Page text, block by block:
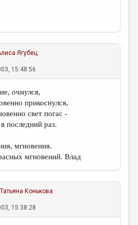
Ягубец
15:48:56
очнулся,
прикоснулся,
свет погас -
последний раз.
мгновения.
мгновений. Влад
Татьяна Конькова
15:38:28